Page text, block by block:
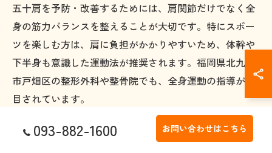
五十肩を予防・改善するためには、肩関節だけでなく全
身の筋力バランスを整えることが大切です。特にスポー
ツを楽しむ方は、肩に負担がかかりやすいため、体幹や
下半身も意識した運動法が推奨されます。福岡県北九州
市戸畑区の整形外科や整骨院でも、全身運動の指導が注
目されています。
具体的には、チューブトレーニングや軽いダンベルを使
った肩周囲の筋力強化、スクワットや体幹トレーニング
093-882-1600 お問い合わせはこちら